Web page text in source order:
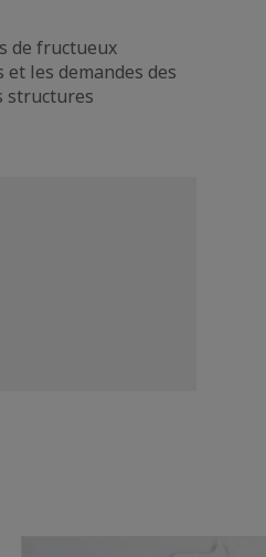
de fructueux
les demandes des
structures